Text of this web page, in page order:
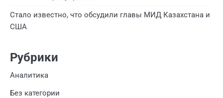
Стало известно, что обсудили главы МИД Казахстана и
США
Рубрики
Аналитика
Без категории